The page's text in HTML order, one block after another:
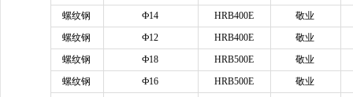
螺纹钢
Ф14 HRB400E
敬业
螺纹钢
Ф12 HRB400E
敬业
螺纹钢
Ф18 HRB500E
敬业
螺纹钢
Ф16 HRB500E
敬业